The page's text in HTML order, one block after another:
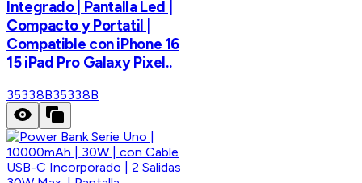
Integrado | Pantalla Led |
Compacto y Portatil |
Compatible con iPhone 16
15 iPad Pro Galaxy Pixel..
35338B35338B